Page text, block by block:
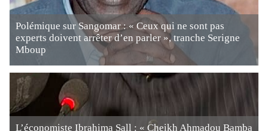
Polémique sur Sangomar : « Ceux qui ne sont pas
experts doivent arrêter d’en parler », tranche Serigne
Mboup
L’économiste Ibrahima Sall : « Cheikh Ahmadou Bamba